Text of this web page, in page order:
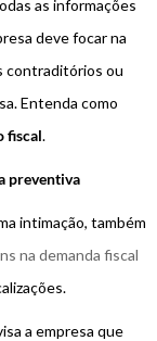
as informações
deve focar na
contraditórios ou
Entenda como
fiscal.
preventiva
intimação, também
na demanda fiscal
a empresa que